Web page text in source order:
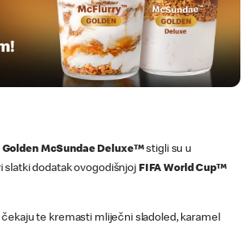
Golden McSundae Deluxe™stigli su u
slatki dodatak ovogodišnjoj FIFA World Cup™
čekaju te kremasti mliječni sladoled, karamel